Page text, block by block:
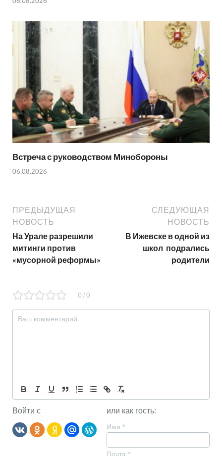
Встреча с руководством Минобороны
06.08.2026
ПРЕДЫДУЩАЯ
НОВОСТЬ
На Урале разрешили
митинги против
«мусорной реформы»
СЛЕДУЮЩАЯ
НОВОСТЬ
В Ижевске в одной из
школ подрались
родители
0 / 0
Войти с или как гость:
Имя *
Почта *